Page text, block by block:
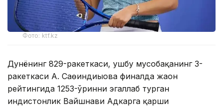
Фото: ktf.kz
Дунёнинг 829-ракеткаси, ушбу мусобақанинг 3-
ракеткаси А. Саөиндиыова финалда жаҳон
рейтингида 1253-ўринни эгаллаб турган
ҳиндистонлик Вайшнави Адкарга қарши